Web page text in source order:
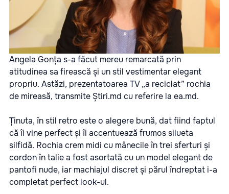
Angela Gonța s-a făcut mereu remarcată prin
atitudinea sa firească și un stil vestimentar elegant
propriu. Astăzi, prezentatoarea TV „a reciclat” rochia
de mireasă, transmite Știri.md cu referire la ea.md.
Ținuta, în stil retro este o alegere bună, dat fiind faptul
că îi vine perfect și îi accentuează frumos silueta
silfidă. Rochia crem midi cu mânecile în trei sferturi și
cordon în talie a fost asortată cu un model elegant de
pantofi nude, iar machiajul discret și părul îndreptat i-a
completat perfect look-ul.